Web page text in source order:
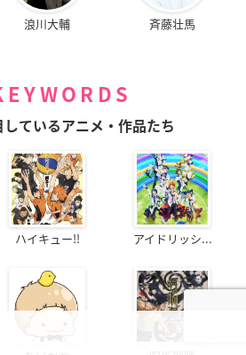
浪川大輔 斉藤壮馬
しているアニメ・作品たち
ハイキュー!! アイドリッシ...